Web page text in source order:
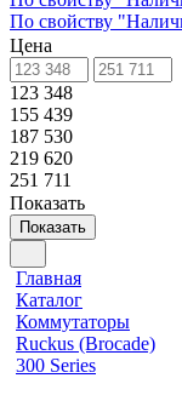
По свойству
Цена
123 348
155 439
187 530
219 620
251 711
Показать
Показать
Главная
Каталог
Коммутаторы
Ruckus (Brocade)
300 Series